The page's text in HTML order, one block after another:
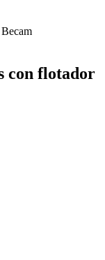
con flotador